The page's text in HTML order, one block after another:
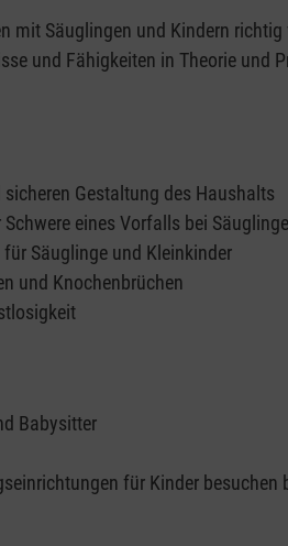
mit Säuglingen und Kindern
und Fähigkeiten in Theorie und
Gestaltung des Haushalts
eines Vorfalls bei
Säuglinge und Kleinkinder
und Knochenbrüchen
Babysitter
für Kinder besuchen